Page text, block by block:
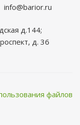
info@barior.ru
д.144;
д. 36
файлов